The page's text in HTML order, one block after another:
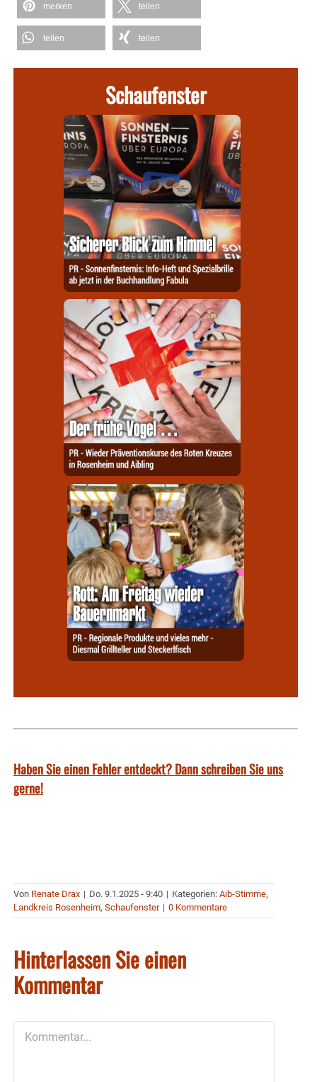
merken teilen
teilen teilen
Schaufenster
Haben Sie einen Fehler entdeckt? Dann schreiben Sie uns
gerne!
Von Renate Drax | Do. 9.1.2025 - 9:40 | Kategorien: Aib-Stimme,
Landkreis Rosenheim, Schaufenster | 0 Kommentare
Hinterlassen Sie einen
Kommentar